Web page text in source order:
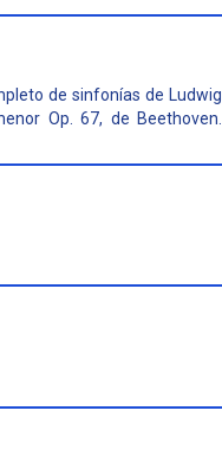
de sinfonías de Ludwig
Op. 67, de Beethoven.